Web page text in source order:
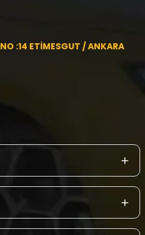
:14 ETİMESGUT / ANKARA